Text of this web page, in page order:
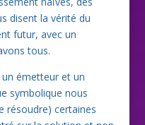
disent la vérité du
futur, avec un
tous.
émetteur et un
symbolique nous
résoudre) certaines